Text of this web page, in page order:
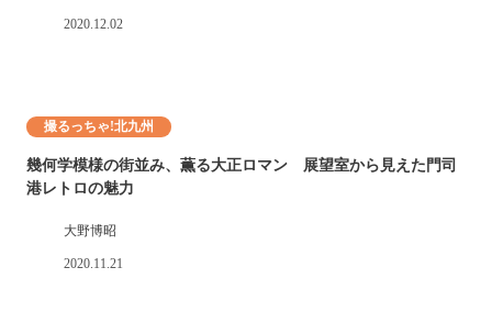
2020.12.02
撮るっちゃ!北九州
幾何学模様の街並み、薫る大正ロマン 展望室から見えた門司
港レトロの魅力
大野博昭
2020.11.21